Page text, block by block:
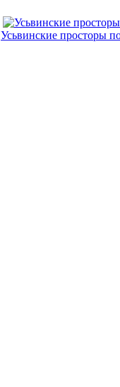
Усьвинские просторы